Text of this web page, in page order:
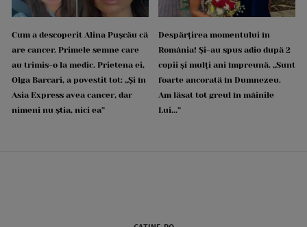
Cum a descoperit Alina Pușcău că
are cancer. Primele semne care
au trimis-o la medic. Prietena ei,
Olga Barcari, a povestit tot: „Și în
Asia Express avea cancer, dar
nimeni nu știa, nici ea”
Despărțirea momentului în
România! Și-au spus adio după 2
copii și mulți ani împreună. „Sunt
foarte ancorată în Dumnezeu.
Am lăsat tot greul în mâinile
Lui...”